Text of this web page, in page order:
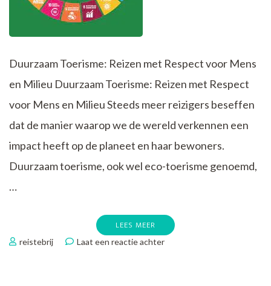
Duurzaam Toerisme: Reizen met Respect voor Mens
en Milieu Duurzaam Toerisme: Reizen met Respect
voor Mens en Milieu Steeds meer reizigers beseffen
dat de manier waarop we de wereld verkennen een
impact heeft op de planeet en haar bewoners.
Duurzaam toerisme, ook wel eco-toerisme genoemd,
…
LEES MEER
reistebrij Laat een reactie achterop